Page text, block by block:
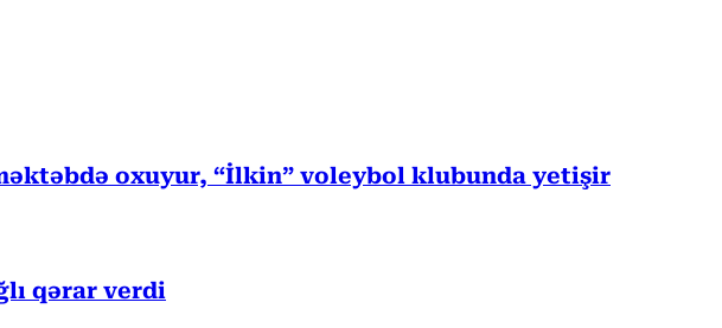
oxuyur, “İlkin” voleybol klubunda yetişir
qərar verdi